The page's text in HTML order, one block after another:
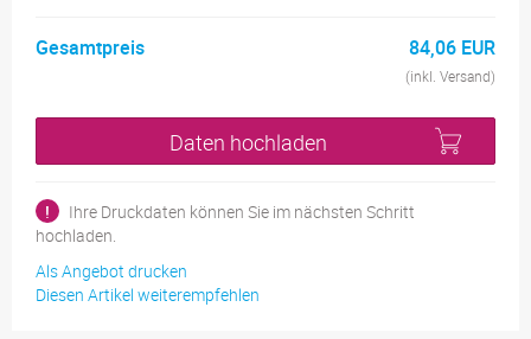
Gesamtpreis 84,06 EUR
(inkl. Versand)
Daten hochladen
!
Ihre Druckdaten können Sie im nächsten Schritt
hochladen.
Als Angebot drucken
Diesen Artikel weiterempfehlen